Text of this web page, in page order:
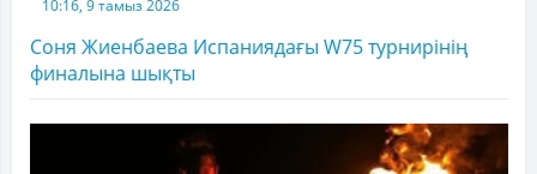
10:16, 9 тамыз 2026
Соня Жиенбаева Испаниядағы W75 турнирінің
финалына шықты